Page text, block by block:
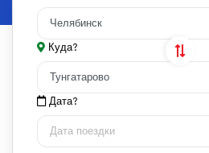
Куда?
Дата?